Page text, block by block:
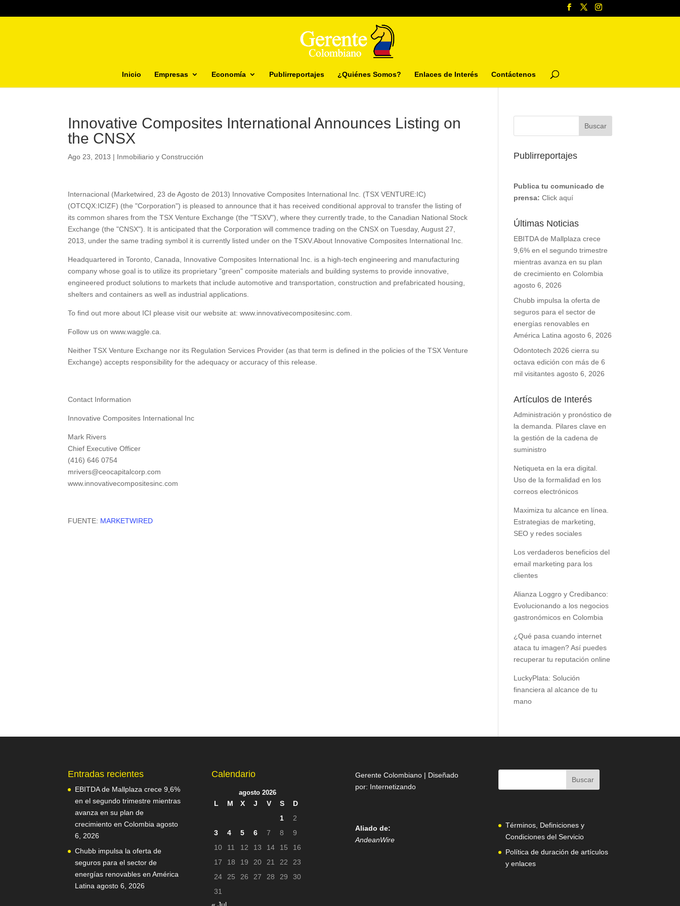
Inicio Empresas Economía Publirreportajes ¿Quiénes Somos? Enlaces de Interés Contáctenos
Innovative Composites International Announces Listing on
the CNSX
Ago 23, 2013 | Inmobiliario y Construcción
Internacional (Marketwired, 23 de Agosto de 2013) Innovative Composites International Inc. (TSX VENTURE:IC)
(OTCQX:ICIZF) (the "Corporation") is pleased to announce that it has received conditional approval to transfer the listing of
its common shares from the TSX Venture Exchange (the "TSXV"), where they currently trade, to the Canadian National Stock
Exchange (the "CNSX"). It is anticipated that the Corporation will commence trading on the CNSX on Tuesday, August 27,
2013, under the same trading symbol it is currently listed under on the TSXV.About Innovative Composites International Inc.
Headquartered in Toronto, Canada, Innovative Composites International Inc. is a high-tech engineering and manufacturing
company whose goal is to utilize its proprietary "green" composite materials and building systems to provide innovative,
engineered product solutions to markets that include automotive and transportation, construction and prefabricated housing,
shelters and containers as well as industrial applications.
To find out more about ICI please visit our website at: www.innovativecompositesinc.com.
Follow us on www.waggle.ca.
Neither TSX Venture Exchange nor its Regulation Services Provider (as that term is defined in the policies of the TSX Venture
Exchange) accepts responsibility for the adequacy or accuracy of this release.
Contact Information
Innovative Composites International Inc
Mark Rivers
Chief Executive Officer
(416) 646 0754
mrivers@ceocapitalcorp.com
www.innovativecompositesinc.com
FUENTE: MARKETWIRED
Publirreportajes
Publica tu comunicado de
prensa: Click aquí
Últimas Noticias
EBITDA de Mallplaza crece
9,6% en el segundo trimestre
mientras avanza en su plan
de crecimiento en Colombia
agosto 6, 2026
Chubb impulsa la oferta de
seguros para el sector de
energías renovables en
América Latina agosto 6, 2026
Odontotech 2026 cierra su
octava edición con más de 6
mil visitantes agosto 6, 2026
Artículos de Interés
Administración y pronóstico de
la demanda. Pilares clave en
la gestión de la cadena de
suministro
Netiqueta en la era digital.
Uso de la formalidad en los
correos electrónicos
Maximiza tu alcance en línea.
Estrategias de marketing,
SEO y redes sociales
Los verdaderos beneficios del
email marketing para los
clientes
Alianza Loggro y Credibanco:
Evolucionando a los negocios
gastronómicos en Colombia
¿Qué pasa cuando internet
ataca tu imagen? Así puedes
recuperar tu reputación online
LuckyPlata: Solución
financiera al alcance de tu
mano
Entradas recientes
EBITDA de Mallplaza crece 9,6%
en el segundo trimestre mientras
avanza en su plan de
crecimiento en Colombia agosto
6, 2026
Chubb impulsa la oferta de
seguros para el sector de
energías renovables en América
Latina agosto 6, 2026
Calendario
agosto 2026
L M X J V S
D
1
2
3
4 5 6 7 8
9
10
11 12 13 14 15
16
17
18 19 20 21 22
23
24
25 26 27 28 29
30
31
« Jul
Gerente Colombiano | Diseñado
por: Internetizando
Aliado de:
AndeanWire
Términos, Definiciones y
Condiciones del Servicio
Política de duración de artículos
y enlaces